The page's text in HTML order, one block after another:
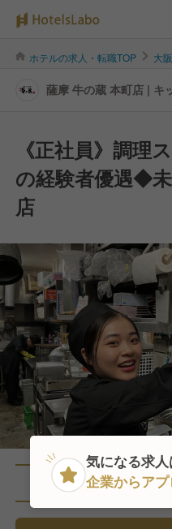
ホテルの求人・転職TOP 大
薩摩 牛の蔵 本町店 | キ
《正社員》調理
の経験者優遇◆
店
直近4人が
気になる求人
企業からア